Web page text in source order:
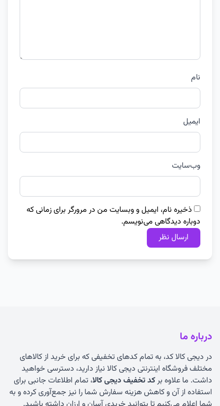
نام
ایمیل
وب‌سایت
ذخیره نام، ایمیل و وبسایت من در مرورگر برای زمانی که
دوباره دیدگاهی می‌نویسم.
درباره ما
در دیجی کالا کد، به تمام کدهای تخفیفی که برای خرید از کالاهای
مختلف فروشگاه اینترنتی دیجی کالا نیاز دارید، دسترسی خواهید
داشت. ما علاوه برکد تخفیف دیجی کالا، تمام اطلاعات جانبی برای
استفاده از آن و کاهش هزینه سفارش شما را نیز جمع‌آوری کرده و به